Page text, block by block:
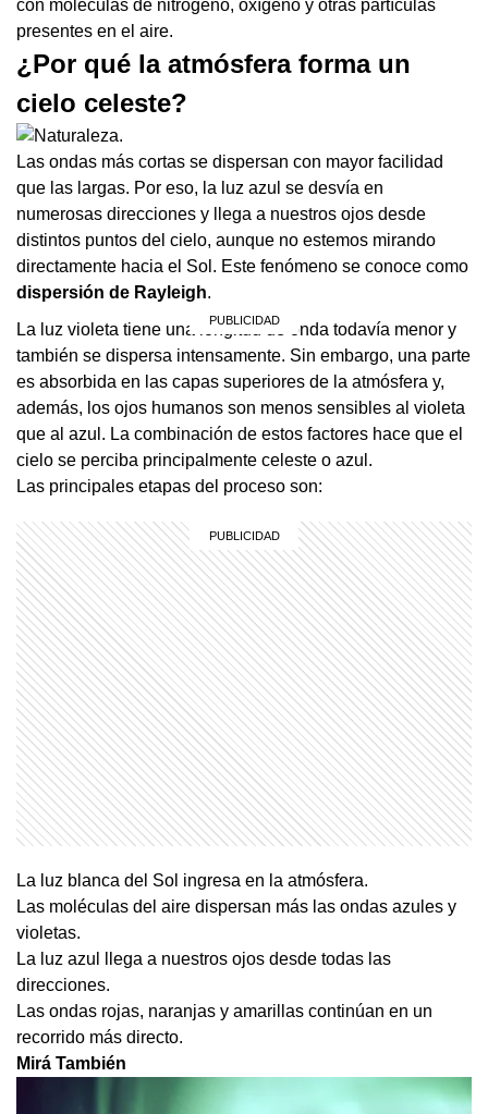
con moléculas de nitrógeno, oxígeno y otras partículas
presentes en el aire.
¿Por qué la atmósfera forma un
cielo celeste?
Las ondas más cortas se dispersan con mayor facilidad
que las largas. Por eso, la luz azul se desvía en
numerosas direcciones y llega a nuestros ojos desde
distintos puntos del cielo, aunque no estemos mirando
directamente hacia el Sol. Este fenómeno se conoce como
dispersión de Rayleigh.
La luz violeta tiene una longitud de onda todavía menor y
también se dispersa intensamente. Sin embargo, una parte
es absorbida en las capas superiores de la atmósfera y,
además, los ojos humanos son menos sensibles al violeta
que al azul. La combinación de estos factores hace que el
cielo se perciba principalmente celeste o azul.
Las principales etapas del proceso son:
La luz blanca del Sol ingresa en la atmósfera.
Las moléculas del aire dispersan más las ondas azules y
violetas.
La luz azul llega a nuestros ojos desde todas las
direcciones.
Las ondas rojas, naranjas y amarillas continúan en un
recorrido más directo.
Mirá También